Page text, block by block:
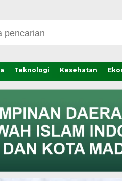
Teknologi Kesehatan